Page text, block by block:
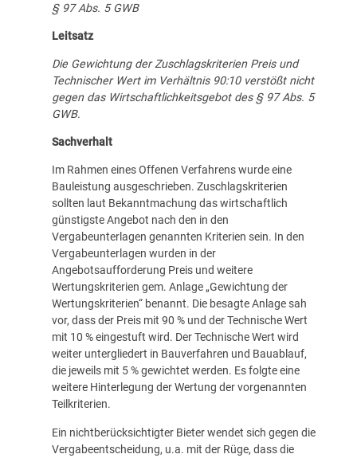
§ 97 Abs. 5 GWB
Leitsatz
Die Gewichtung der Zuschlagskriterien Preis und
Technischer Wert im Verhältnis 90:10 verstößt nicht
gegen das Wirtschaftlichkeitsgebot des § 97 Abs. 5
GWB.
Sachverhalt
Im Rahmen eines Offenen Verfahrens wurde eine
Bauleistung ausgeschrieben. Zuschlagskriterien
sollten laut Bekanntmachung das wirtschaftlich
günstigste Angebot nach den in den
Vergabeunterlagen genannten Kriterien sein. In den
Vergabeunterlagen wurden in der
Angebotsaufforderung Preis und weitere
Wertungskriterien gem. Anlage „Gewichtung der
Wertungskriterien“ benannt. Die besagte Anlage sah
vor, dass der Preis mit 90 % und der Technische Wert
mit 10 % eingestuft wird. Der Technische Wert wird
weiter untergliedert in Bauverfahren und Bauablauf,
die jeweils mit 5 % gewichtet werden. Es folgte eine
weitere Hinterlegung der Wertung der vorgenannten
Teilkriterien.
Ein nichtberücksichtigter Bieter wendet sich gegen die
Vergabeentscheidung, u.a. mit der Rüge, dass die